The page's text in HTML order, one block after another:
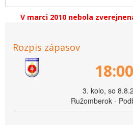
V marci 2010 nebola
Rozpis zápasov
18:00
3. kolo, so
Ružomberok -